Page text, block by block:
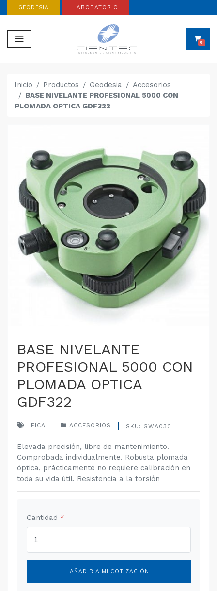
GEODESIA LABORATORIO
0
Inicio Productos Geodesia
Accesorios
BASE NIVELANTE PROFESIONAL 5000 CON
PLOMADA OPTICA GDF322
BASE NIVELANTE
PROFESIONAL 5000 CON
PLOMADA OPTICA
GDF322
LEICA ACCESORIOS SKU: GWA030
Elevada precisión, libre de mantenimiento.
Comprobada individualmente. Robusta plomada
óptica, prácticamente no requiere calibración en
toda su vida útil. Resistencia a la torsión
Cantidad *
AÑADIR A MI COTIZACIÓN